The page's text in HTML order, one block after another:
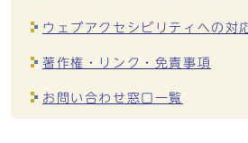
ウェブアクセシビリティへの対
著作権・リンク・免責事項
お問い合わせ窓口一覧